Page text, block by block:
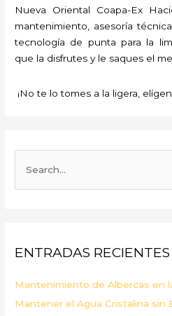
Nueva Oriental Coapa-Ex
mantenimiento, asesoría
tecnología de punta para la
que la disfrutes y le saques el
¡No te lo tomes a la ligera,
r
o
r
ENTRADAS RECIENTES
Mantenimiento de Albercas en
Mantener el Agua Cristalina sin